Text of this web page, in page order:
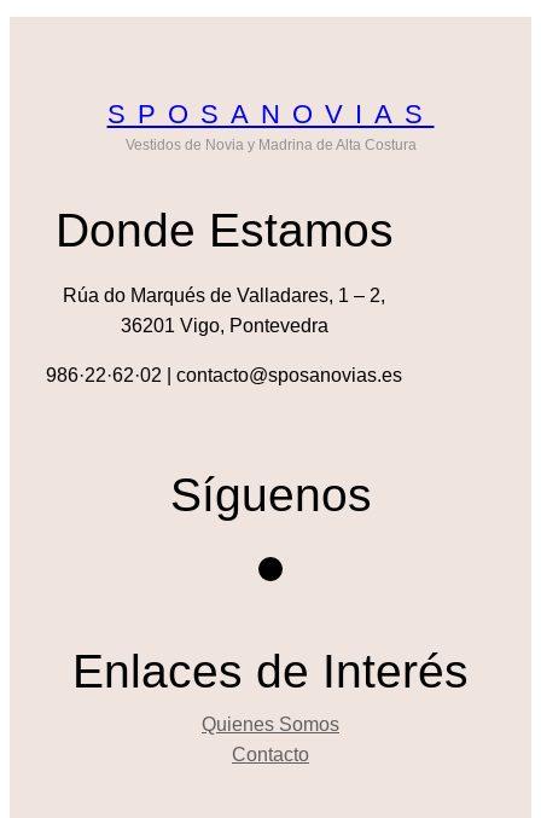
SPOSANOVIAS
Vestidos de Novia y Madrina de Alta Costura
Donde Estamos
Rúa do Marqués de Valladares, 1 – 2,
36201 Vigo, Pontevedra
986·22·62·02 | contacto@sposanovias.es
Síguenos
Instagram
Enlaces de Interés
Quienes Somos
Contacto